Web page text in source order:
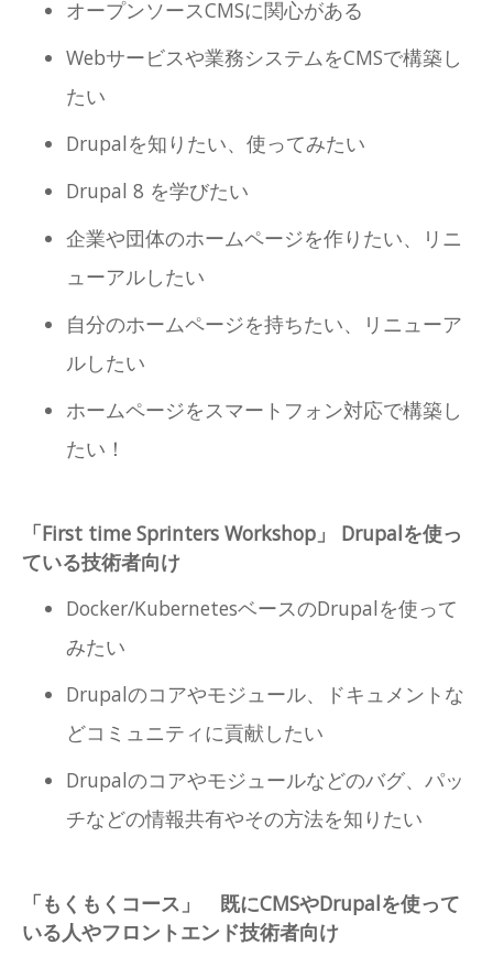
オープンソースCMSに関心がある
Webサービスや業務システムをCMSで構築し
たい
Drupalを知りたい、使ってみたい
Drupal 8 を学びたい
企業や団体のホームページを作りたい、リニ
ューアルしたい
自分のホームページを持ちたい、リニューア
ルしたい
ホームページをスマートフォン対応で構築し
たい！
「First time Sprinters Workshop」 Drupalを使っ
ている技術者向け
Docker/KubernetesベースのDrupalを使って
みたい
Drupalのコアやモジュール、ドキュメントな
どコミュニティに貢献したい
Drupalのコアやモジュールなどのバグ、パッ
チなどの情報共有やその方法を知りたい
「もくもくコース」 既にCMSやDrupalを使って
いる人やフロントエンド技術者向け